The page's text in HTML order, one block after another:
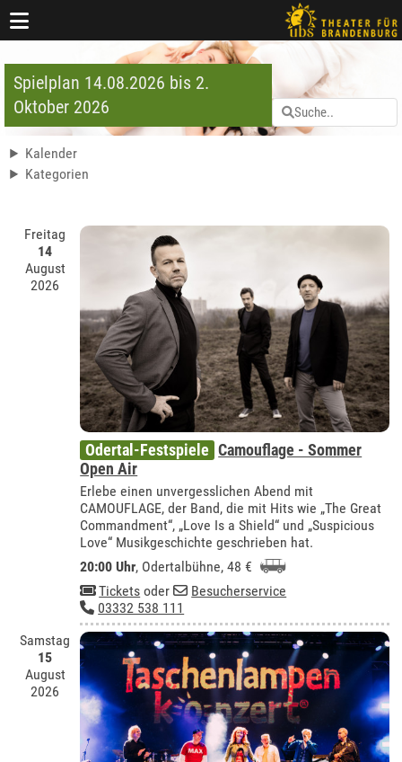
Spielplan 14.08.2026 bis 2.
Oktober 2026
Kalender
Kategorien
Freitag
14
August
2026
Odertal-Festspiele Camouflage - Sommer
Open Air
Erlebe einen unvergesslichen Abend mit
CAMOUFLAGE, der Band, die mit Hits wie „The Great
Commandment“, „Love Is a Shield“ und „Suspicious
Love“ Musikgeschichte geschrieben hat.
20:00 Uhr, Odertalbühne, 48 €
Tickets oder
Besucherservice
03332 538 111
Samstag
15
August
2026